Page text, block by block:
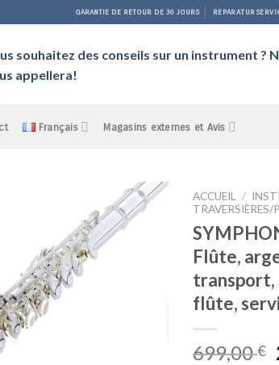
GARANTIE DE RETOUR DE 30 JOURS
souhaitez des conseils sur un instrument ?
appellera!
Français Magasins externes et Avis
Wunschliste
ACCUEIL /
TRAVERSIÈRES/
Flûte,
transport,
flûte,
699,00€